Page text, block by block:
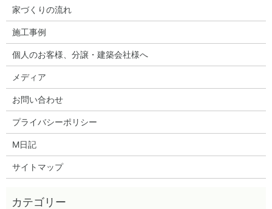
家づくりの流れ
施工事例
個人のお客様、分譲・建築会社様へ
メディア
お問い合わせ
プライバシーポリシー
M日記
サイトマップ